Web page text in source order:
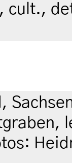
cult.,